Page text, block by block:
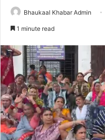
Bhaukaal Khabar Admin
1 minute read